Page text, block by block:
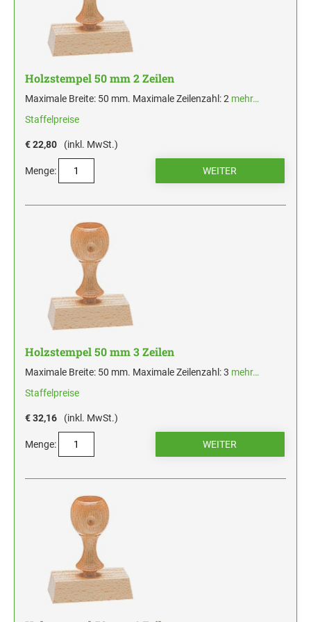
STEMPELKISSEN FÜR HANDSTEMPEL
ERSATZKISSEN ALPO
Holzstempel 50 mm 2 Zeilen
Maximale Breite: 50 mm. Maximale Zeilenzahl: 2 mehr…
Staffelpreise
€ 22,80 (inkl. MwSt.)
Menge:
Holzstempel 50 mm 3 Zeilen
Maximale Breite: 50 mm. Maximale Zeilenzahl: 3 mehr…
Staffelpreise
€ 32,16 (inkl. MwSt.)
Menge: